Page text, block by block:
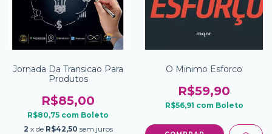
Jornada Da Transicao Para
Produtos
R$85,00
R$80,75 com Boleto
2 x de R$42,50 sem juros
O Minimo Esforco
R$59,90
R$56,91 com Boleto